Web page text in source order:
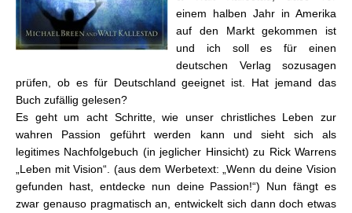
einem halben Jahr in Amerika
auf den Markt gekommen ist
und ich soll es für einen
deutschen Verlag sozusagen
prüfen, ob es für Deutschland geeignet ist. Hat jemand das
Buch zufällig gelesen?
Es geht um acht Schritte, wie unser christliches Leben zur
wahren Passion geführt werden kann und sieht sich als
legitimes Nachfolgebuch (in jeglicher Hinsicht) zu Rick Warrens
„Leben mit Vision“. (aus dem Werbetext: „Wenn du deine Vision
gefunden hast, entdecke nun deine Passion!“) Nun fängt es
zwar genauso pragmatisch an, entwickelt sich dann doch etwas